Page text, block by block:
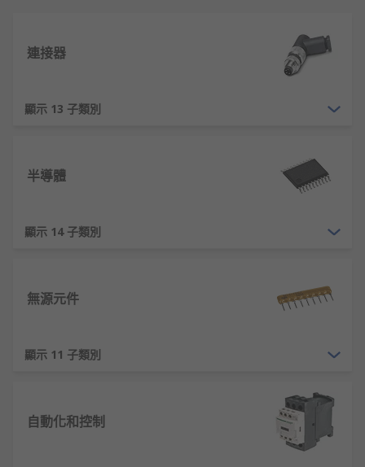
連接器
顯示 13 子類別
半導體
顯示 14 子類別
無源元件
顯示 11 子類別
自動化和控制